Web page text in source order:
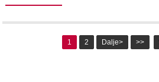
1 2 Dalje> >>